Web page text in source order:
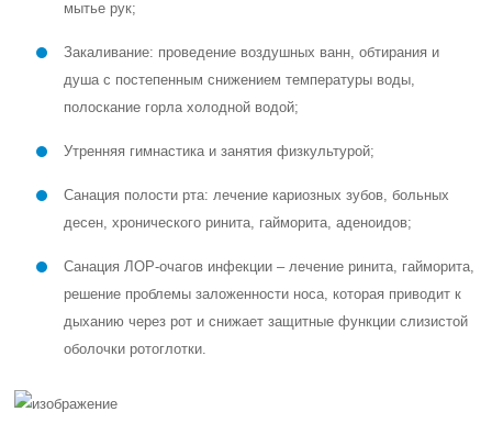
мытье рук;
Закаливание: проведение воздушных ванн, обтирания и
душа с постепенным снижением температуры воды,
полоскание горла холодной водой;
Утренняя гимнастика и занятия физкультурой;
Санация полости рта: лечение кариозных зубов, больных
десен, хронического ринита, гайморита, аденоидов;
Санация ЛОР-очагов инфекции – лечение ринита, гайморита,
решение проблемы заложенности носа, которая приводит к
дыханию через рот и снижает защитные функции слизистой
оболочки ротоглотки.